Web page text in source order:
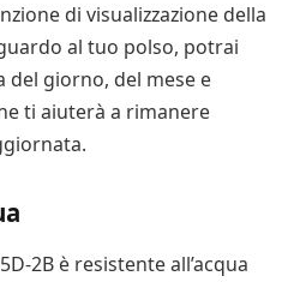
di visualizzazione della
al tuo polso, potrai
del giorno, del mese e
ti aiuterà a rimanere
2B è resistente all’acqua